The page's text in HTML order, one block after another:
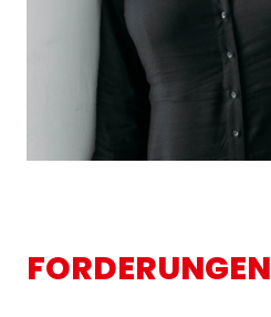
FORDERUNGEN